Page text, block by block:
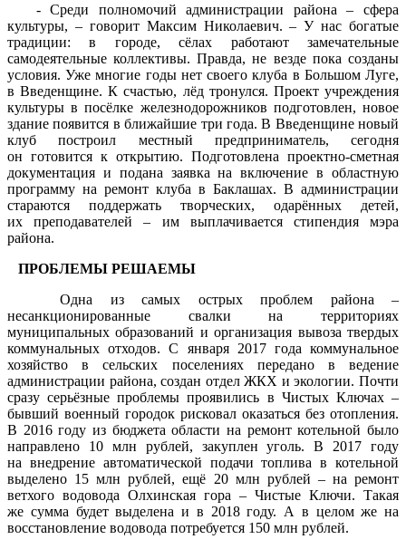
- Среди полномочий администрации района – сфера
культуры, – говорит Максим Николаевич. – У нас богатые
традиции: в городе, сёлах работают замечательные
самодеятельные коллективы. Правда, не везде пока созданы
условия. Уже многие годы нет своего клуба в Большом Луге,
в Введенщине. К счастью, лёд тронулся. Проект учреждения
культуры в посёлке железнодорожников подготовлен, новое
здание появится в ближайшие три года. В Введенщине новый
клуб построил местный предприниматель, сегодня
он готовится к открытию. Подготовлена проектно-сметная
документация и подана заявка на включение в областную
программу на ремонт клуба в Баклашах. В администрации
стараются поддержать творческих, одарённых детей,
их преподавателей – им выплачивается стипендия мэра
района.
ПРОБЛЕМЫ РЕШАЕМЫ
Одна из самых острых проблем района –
несанкционированные свалки на территориях
муниципальных образований и организация вывоза твердых
коммунальных отходов. С января 2017 года коммунальное
хозяйство в сельских поселениях передано в ведение
администрации района, создан отдел ЖКХ и экологии. Почти
сразу серьёзные проблемы проявились в Чистых Ключах –
бывший военный городок рисковал оказаться без отопления.
В 2016 году из бюджета области на ремонт котельной было
направлено 10 млн рублей, закуплен уголь. В 2017 году
на внедрение автоматической подачи топлива в котельной
выделено 15 млн рублей, ещё 20 млн рублей – на ремонт
ветхого водовода Олхинская гора – Чистые Ключи. Такая
же сумма будет выделена и в 2018 году. А в целом же на
восстановление водовода потребуется 150 млн рублей.